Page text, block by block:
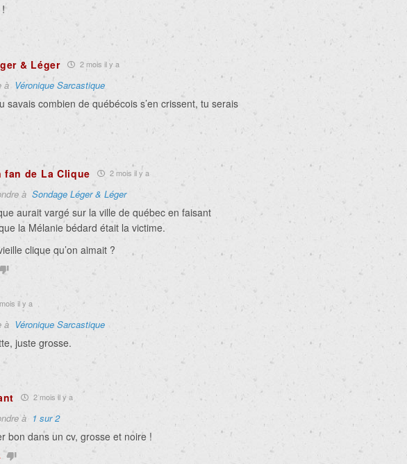
!
& Léger 2 mois il y a
à Véronique Sarcastique
savais combien de québécois s’en crissent, tu serais
fan de La Clique 2 mois il y a
à Sondage Léger & Léger
aurait vargé sur la ville de québec en faisant
la Mélanie bédard était la victime.
clique qu’on aimait ?
il y a
à Véronique Sarcastique
juste grosse.
2 mois il y a
à 1 sur 2
bon dans un cv, grosse et noire !